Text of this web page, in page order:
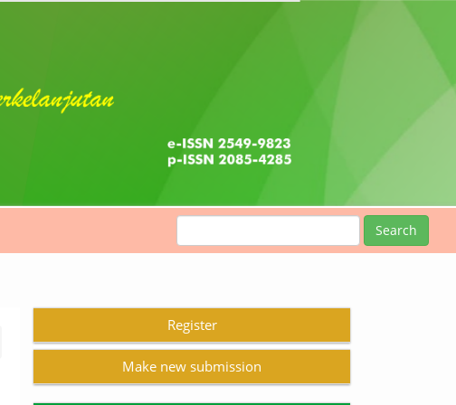
Search
Register
Make new submission